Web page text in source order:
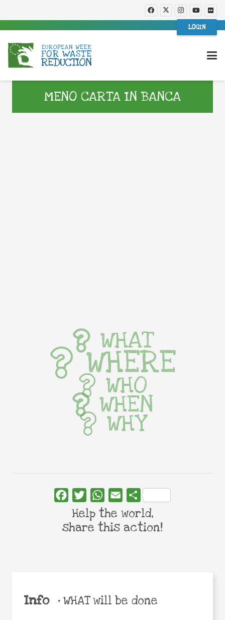
LOGIN
MENO CARTA IN BANCA
Info •WHAT will be done
WHAT
WHERE
WHO
WHEN
WHY
FacebookTwitterWhatsApp
Email Share
Help the world,
share this action!